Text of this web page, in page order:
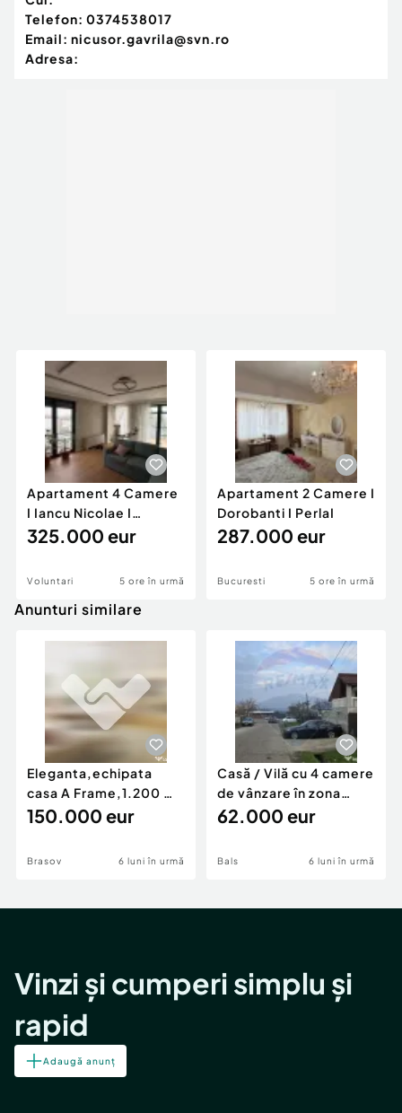
Telefon: 0374538017
Email: nicusor.gavrila@svn.ro
Adresa:
Apartament 4 Camere
I Iancu Nicolae I
Parcare Inclusa I
325.000 eur
Voluntari 5 ore în urmă
Apartament 2 Camere I
Dorobanti I PerlaI
287.000 eur
Bucuresti 5 ore în urmă
Anunturi similare
Eleganta,echipata
casa A Frame,1.200 mp
teren,deschidere Pia
150.000 eur
Brasov 6 luni în urmă
Casă / Vilă cu 4 camere
de vânzare în zona
Periferie
62.000 eur
Bals 6 luni în urmă
Vinzi și cumperi simplu și
rapid
Adaugă anunț